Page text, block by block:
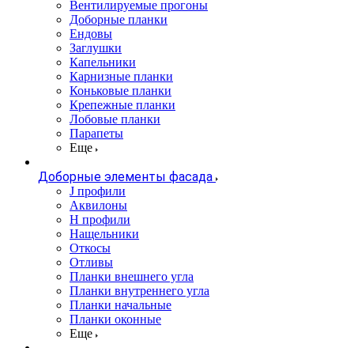
Вентилируемые прогоны
Доборные планки
Ендовы
Заглушки
Капельники
Карнизные планки
Коньковые планки
Крепежные планки
Лобовые планки
Парапеты
Еще
Доборные элементы фасада
J профили
Аквилоны
Н профили
Нащельники
Откосы
Отливы
Планки внешнего угла
Планки внутреннего угла
Планки начальные
Планки оконные
Еще